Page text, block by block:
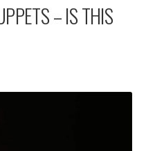
– IS THIS